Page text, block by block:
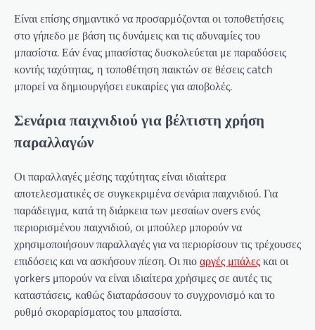
Είναι επίσης σημαντικό να προσαρμόζονται οι τοποθετήσεις
στο γήπεδο με βάση τις δυνάμεις και τις αδυναμίες του
μπασίστα. Εάν ένας μπασίστας δυσκολεύεται με παραδόσεις
κοντής ταχύτητας, η τοποθέτηση παικτών σε θέσεις catch
μπορεί να δημιουργήσει ευκαιρίες για αποβολές.
Σενάρια παιχνιδιού για βέλτιστη χρήση
παραλλαγών
Οι παραλλαγές μέσης ταχύτητας είναι ιδιαίτερα
αποτελεσματικές σε συγκεκριμένα σενάρια παιχνιδιού. Για
παράδειγμα, κατά τη διάρκεια των μεσαίων overs ενός
περιορισμένου παιχνιδιού, οι μπούλερ μπορούν να
χρησιμοποιήσουν παραλλαγές για να περιορίσουν τις τρέχουσες
επιδόσεις και να ασκήσουν πίεση. Οι πιοαργές μπάλεςκαι οι
yorkers μπορούν να είναι ιδιαίτερα χρήσιμες σε αυτές τις
καταστάσεις, καθώς διαταράσσουν το συγχρονισμό και το
ρυθμό σκοραρίσματος του μπασίστα.